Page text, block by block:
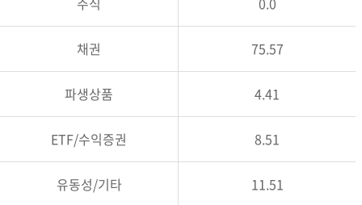
채권 75.57
파생상품 4.41
ETF/수익증권 8.51
유동성/기타 11.51